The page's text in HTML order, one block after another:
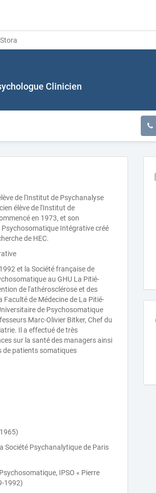
Clinicien
de l'Institut de Psychanalyse
élève de l'Institut de
en 1973, et son
Intégrative créé
de HEC.
et la Société française de
au GHU La Pitié-
de l'athérosclérose et des
de Médecine de La Pitié-
de Psychosomatique
Marc-Olivier Bitker, Chef du
Il a effectué de très
sur la santé des managers ainsi
de patients somatiques
Société Psychanalytique de Paris
IPSO « Pierre
1992)